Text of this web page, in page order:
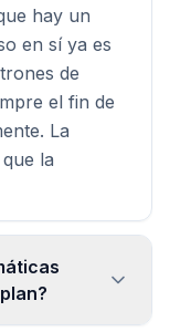
hay un
en sí ya es
de
el fin de
La
la